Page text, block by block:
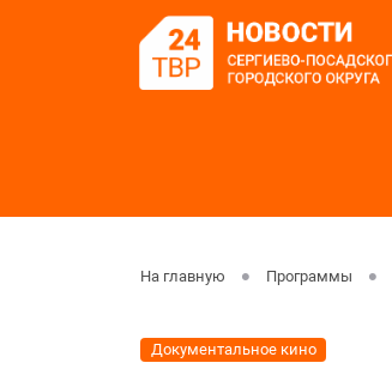
На главную Программы
Документальное кино